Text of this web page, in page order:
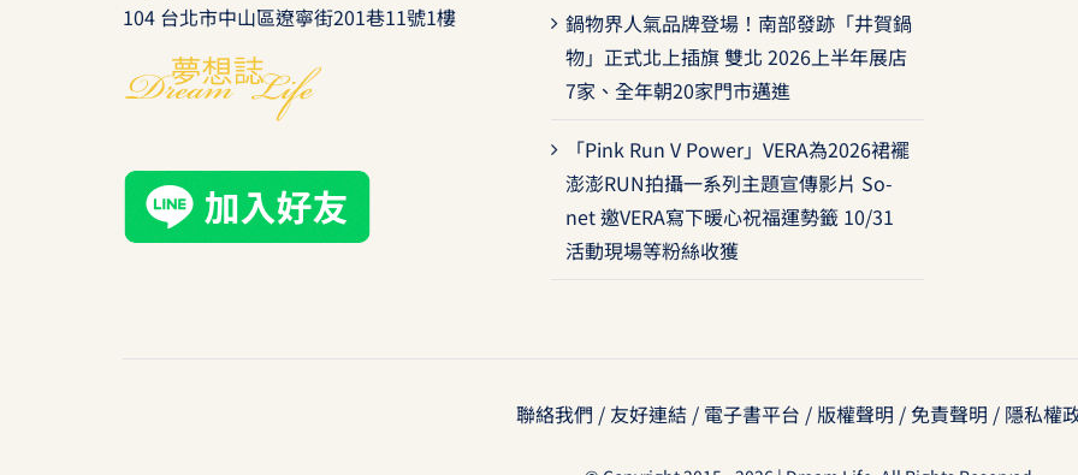
104 台北市中山區遼寧街201巷11號1樓
鍋物界人氣品牌登場！南部發跡「井賀鍋
物」正式北上插旗 雙北 2026上半年展店
7家、全年朝20家門市邁進
「Pink Run V Power」VERA為2026裙襬
澎澎RUN拍攝一系列主題宣傳影片 So-
net 邀VERA寫下暖心祝福運勢籤 10/31
活動現場等粉絲收獲
聯絡我們 /友好連結 / 電子書平台 / 版權聲明 / 免責聲明 / 隱私權